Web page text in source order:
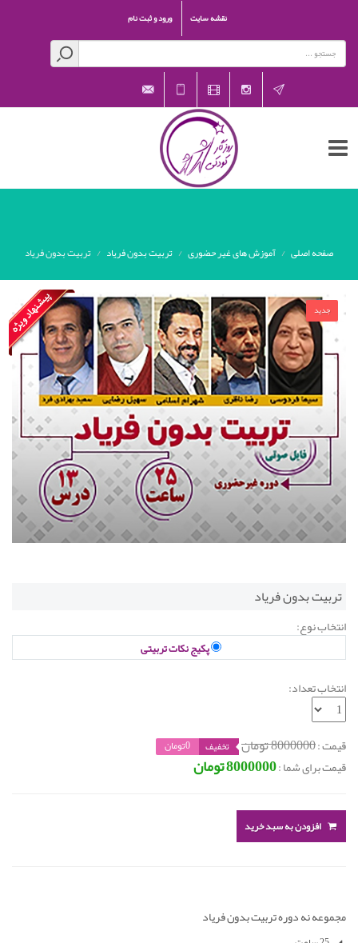
نقشه سایت ورود و ثبت نام
Instagram
aparat
021-
26601541
صفحه اصلی آموزش های غیر حضوری تربیت بدون فریاد تربیت بدون فریاد
جدید
تربیت بدون فریاد
انتخاب نوع:
پکیج نکات تربیتی
انتخاب تعداد:
قیمت :8000000 تومان تخفیف 0تومان
قیمت برای شما :8000000 تومان
افزودن به سبد خرید
مجموعه نه دوره تربیت بدون فریاد